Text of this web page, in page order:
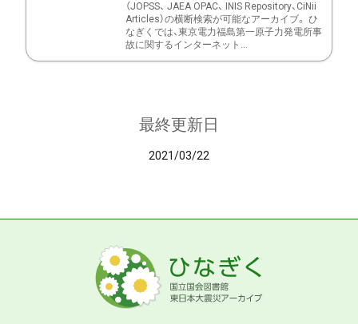
（JOPSS、 JAEA OPAC、 INIS Repository、CiNii
Articles）の横断検索が可能なアーカイブ。 ひ
なぎくでは、東京電力福島第一原子力発電所事
故に関するインターネット...
最終更新日
2021/03/22